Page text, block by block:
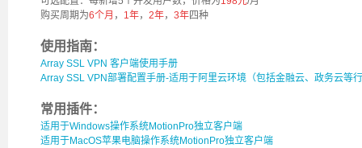
购买周期为6个月 ， 1年， 2年， 3年四种
使用指南：
Array SSL VPN 客户端使用手册
Array SSL VPN部署配置手册-适用于阿里云环境（包括金融云、政务云等
常用插件：
适用于Windows操作系统MotionPro独立客户端
适用于MacOS苹果电脑操作系统MotionPro独立客户端